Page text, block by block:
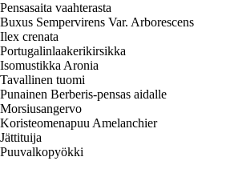
Pensasaita vaahterasta
Buxus Sempervirens Var. Arborescens
Ilex crenata
Portugalinlaakerikirsikka
Isomustikka Aronia
Tavallinen tuomi
Punainen Berberis-pensas aidalle
Morsiusangervo
Koristeomenapuu Amelanchier
Jättituija
Puuvalkopyökki